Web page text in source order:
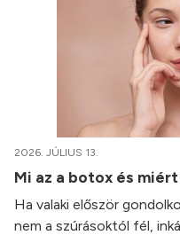
2026. JÚLIUS 13.
Mi az a botox és
Ha valaki először
nem a szúrásoktól fél,